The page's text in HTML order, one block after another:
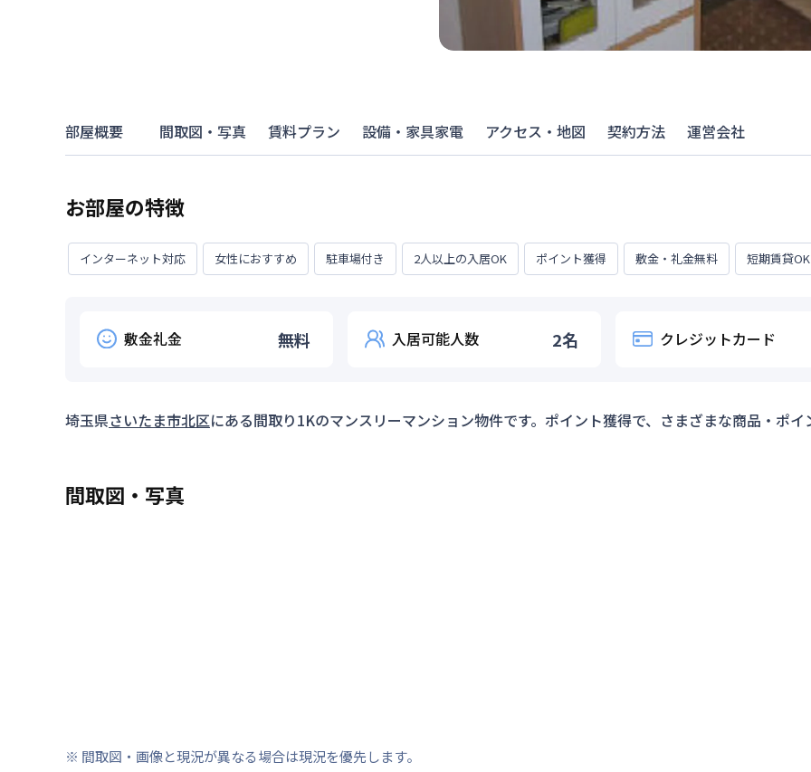
部屋概要 間取図・写真 賃料プラン 設備・家具家電 アクセス・地図 契約方法 運営会社
お部屋の特徴
インターネット対応 女性におすすめ 駐車場付き 2人以上の入居OK ポイント獲得 敷金・礼金無料 短期賃貸OK
敷金礼金 無料 入居可能人数 2名 クレジットカード
埼玉県さいたま市北区にある間取り1Kのマンスリーマンション物件です。ポイント獲得で、さまざまな商品・ポ
間取図・写真
※ 間取図・画像と現況が異なる場合は現況を優先します。